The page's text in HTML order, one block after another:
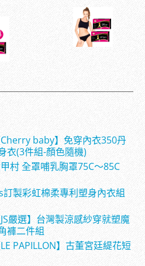
baby】免穿內衣350丹
衣(3件組-顏色隨機)
村 全罩哺乳胸罩75C～85C
訂製彩虹棉柔專利塑身內衣組
嚴選】台灣製涼感紗穿就塑魔
褲二件組
PAPILLON】古董宮廷緹花短